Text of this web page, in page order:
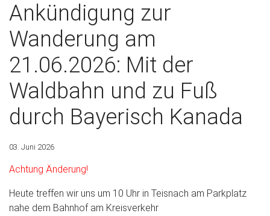
Ankündigung zur
Wanderung am
21.06.2026: Mit der
Waldbahn und zu Fuß
durch Bayerisch Kanada
03. Juni 2026
Achtung Änderung!
Heute treffen wir uns um 10 Uhr in Teisnach am Parkplatz
nahe dem Bahnhof am Kreisverkehr